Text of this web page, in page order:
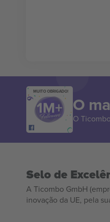
MUITO OBRIGADO!
O
O
Selo de
A Ticombo GmbH
inovação da UE, pela